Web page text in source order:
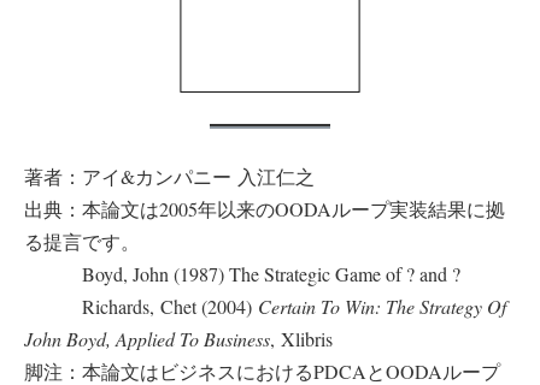
著者：アイ&カンパニー 入江仁之
出典：本論文は2005年以来のOODAループ実装結果に拠
る提言です。
Boyd, John (1987) The Strategic Game of ? and ?
Richards, Chet (2004) Certain To Win: The Strategy Of
John Boyd, Applied To Business, Xlibris
脚注：本論文はビジネスにおけるPDCAとOODAループ